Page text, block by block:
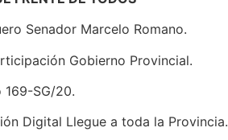
Senador Marcelo Romano.
Gobierno Provincial.
169-SG/20.
Digital Llegue a toda la Provincia.